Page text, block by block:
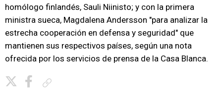
homólogo finlandés, Sauli Niinisto; y con la primera
ministra sueca, Magdalena Andersson "para analizar la
estrecha cooperación en defensa y seguridad" que
mantienen sus respectivos países, según una nota
ofrecida por los servicios de prensa de la Casa Blanca.